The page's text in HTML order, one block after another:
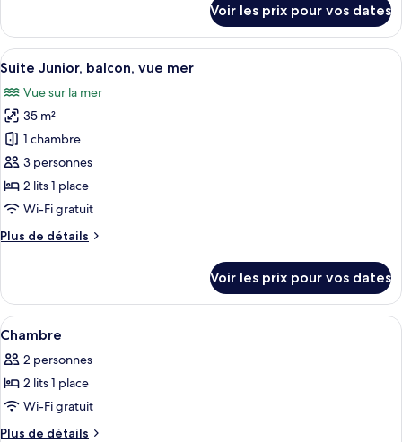
chambre :
Chambre
le
type
de
Chambre
Voir les prix pour vos dates
Afficher
toutes
les
photos
pour
ce
type
de
chambre :
Suite
vue
mer
Une chambre d’hôtel avec un lit, un
8
Suite Junior, balcon, vue mer
Vue sur la mer
35 m²
1 chambre
3 personnes
2 lits 1 place
Wi-Fi gratuit
Plus de détails
Plus
le
type
de
Suite
Junior,
vue
mer
Voir les prix pour vos dates
Afficher
toutes
les
photos
pour
ce
Couette en duvet d'oie, minibar,
4
Chambre
2 personnes
2 lits 1 place
Wi-Fi gratuit
Plus de détails
Plus